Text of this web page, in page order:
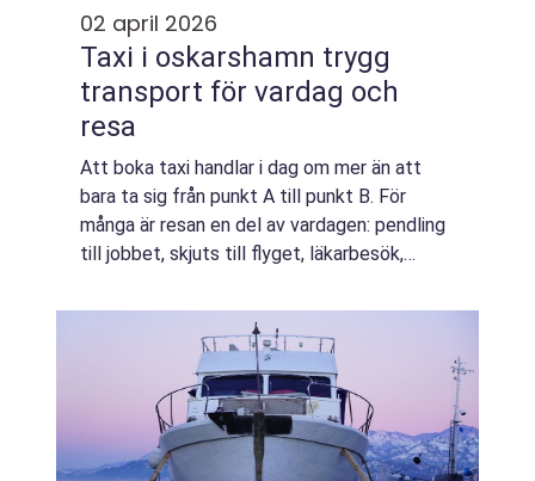
02 april 2026
Taxi i oskarshamn trygg
transport för vardag och
resa
Att boka taxi handlar i dag om mer än att
bara ta sig från punkt A till punkt B. För
många är resan en del av vardagen: pendling
till jobbet, skjuts till flyget, läkarbesök,
slutat gå. I en stad som Oskarshamn,...